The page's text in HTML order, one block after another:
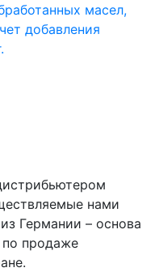
масел,
добавления
нами
Германии – основа
по продаже